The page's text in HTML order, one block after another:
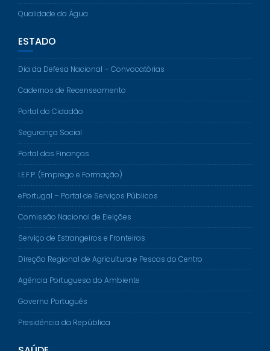
Qualidade da Água
ESTADO
Dia da Defesa Nacional – Convocatórias
Cadernos de Recenseamento
Portal do Cidadão
Segurança Social
Portal das Finanças
I.E.F.P. (Emprego e Formação)
ePortugal – Portal de Serviços Públicos
Comissão Nacional de Eleições
Serviço de Estrangeiros e Fronteiras
Direção Regional de Agricultura e Pescas do Centro
Agência Portuguesa do Ambiente
Governo Português
Presidência da República